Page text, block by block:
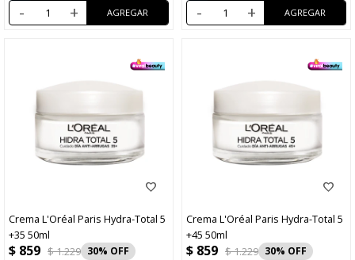
- + - +
Crema L'Oréal Paris Hydra-Total 5
+35 50ml
$ 859 $1.229 30
Crema L'Oréal Paris Hydra-Total 5
+45 50ml
$ 859 $1.229 30